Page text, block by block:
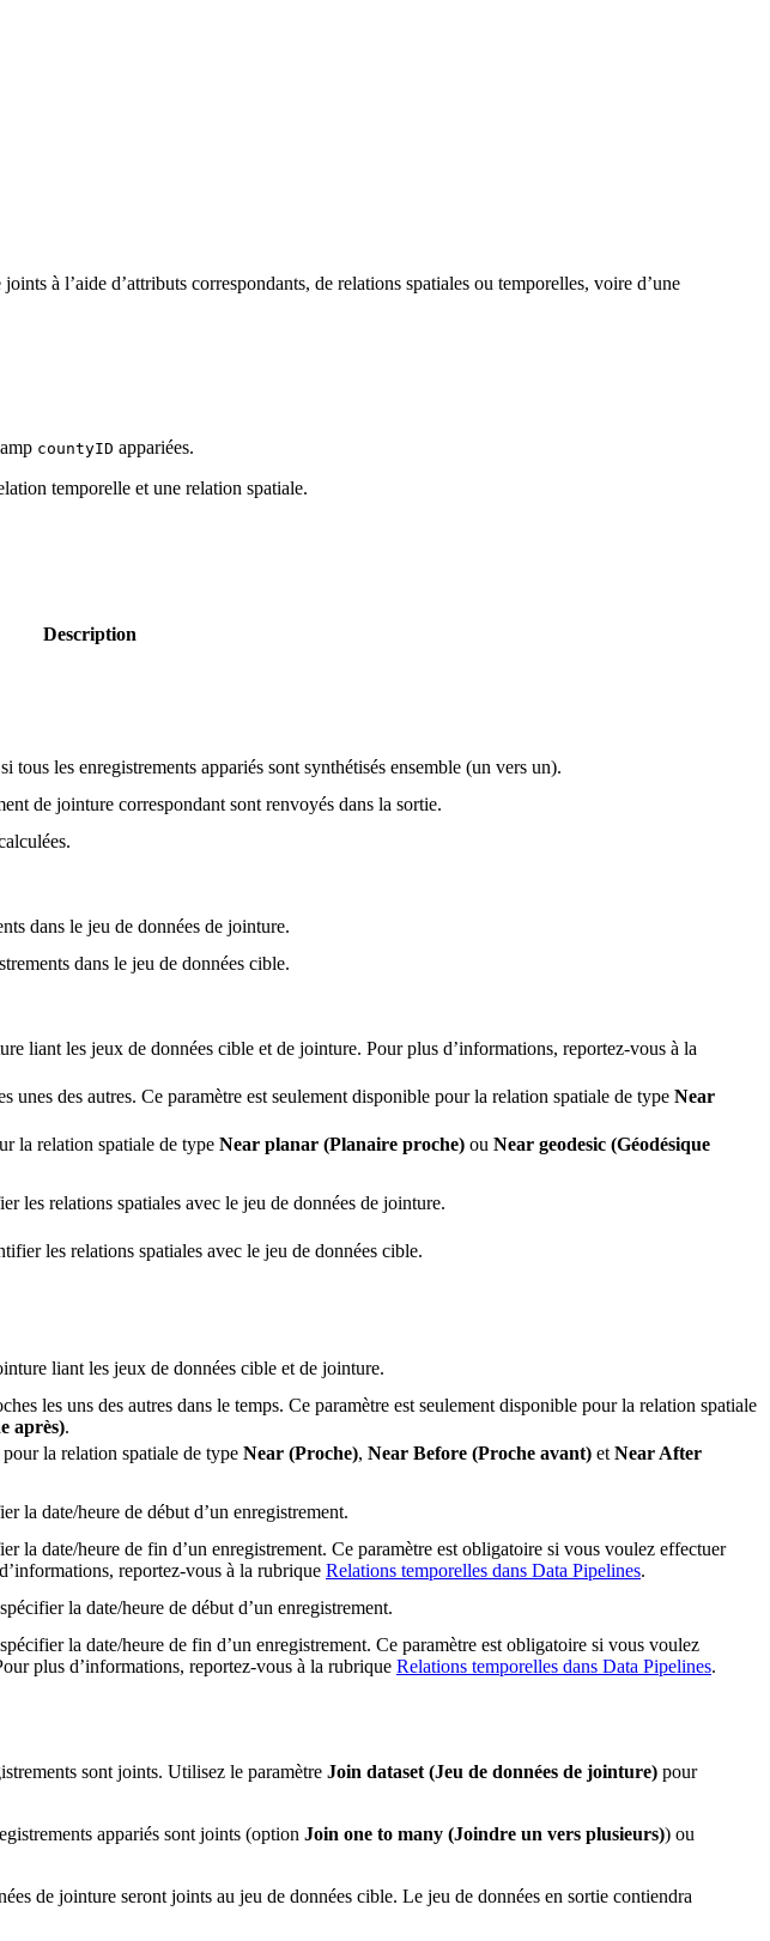
à l’aide d’attributs correspondants, de relations spatiales ou temporelles, voire d’une
countyID appariées.
temporelle et une relation spatiale.
Description
les enregistrements appariés sont synthétisés ensemble (un vers un).
de jointure correspondant sont renvoyés dans la sortie.
dans le jeu de données de jointure.
dans le jeu de données cible.
liant les jeux de données cible et de jointure. Pour plus d’informations, reportez-vous à la
des autres. Ce paramètre est seulement disponible pour la relation spatiale de type Near
la relation spatiale de type Near planar (Planaire proche) ou Near geodesic (Géodésique
les relations spatiales avec le jeu de données de jointure.
les relations spatiales avec le jeu de données cible.
liant les jeux de données cible et de jointure.
les uns des autres dans le temps. Ce paramètre est seulement disponible pour la relation spatiale
après).
la relation spatiale de type Near (Proche), Near Before (Proche avant) et Near After
la date/heure de début d’un enregistrement.
la date/heure de fin d’un enregistrement. Ce paramètre est obligatoire si vous voulez effectuer
reportez-vous à la rubrique Relations temporelles dans Data Pipelines.
la date/heure de début d’un enregistrement.
la date/heure de fin d’un enregistrement. Ce paramètre est obligatoire si vous voulez
plus d’informations, reportez-vous à la rubrique Relations temporelles dans Data Pipelines.
sont joints. Utilisez le paramètre Join dataset (Jeu de données de jointure) pour
appariés sont joints (option Join one to many (Joindre un vers plusieurs)) ou
de jointure seront joints au jeu de données cible. Le jeu de données en sortie contiendra